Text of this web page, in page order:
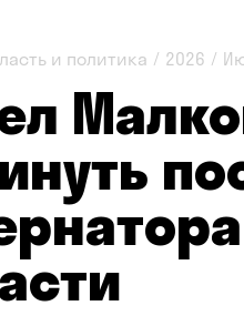
и политика 2026